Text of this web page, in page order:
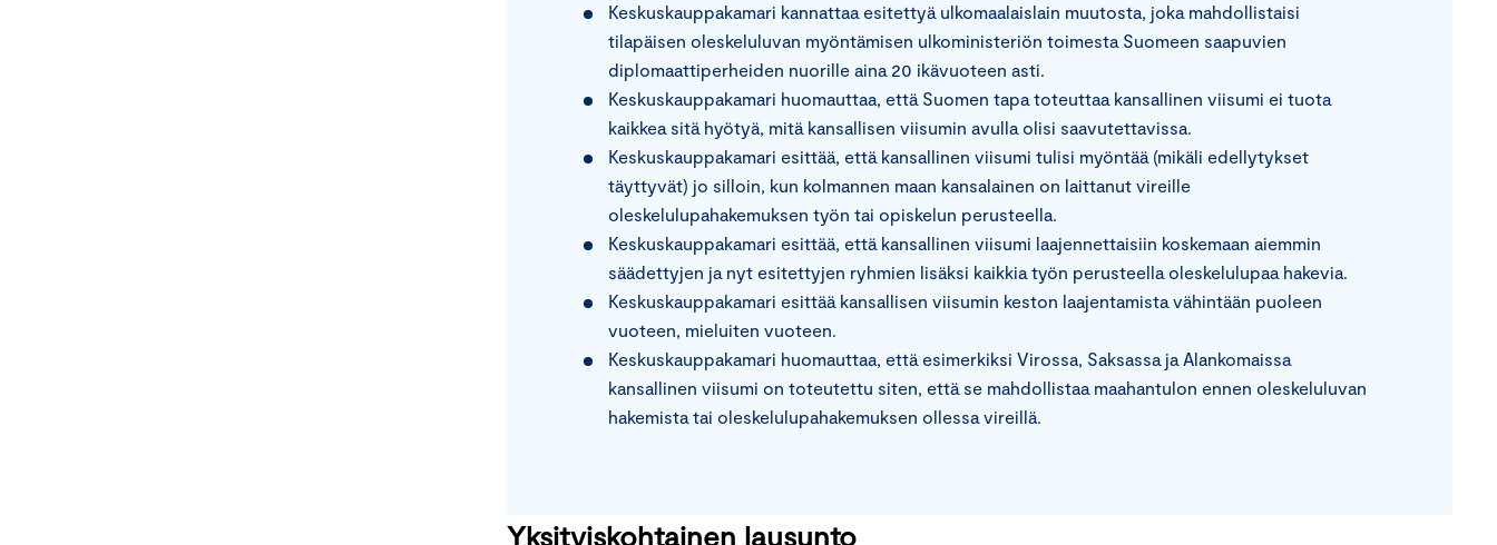
Keskuskauppakamari kannattaa esitettyä ulkomaalaislain muutosta, joka mahdollistaisi
tilapäisen oleskeluluvan myöntämisen ulkoministeriön toimesta Suomeen saapuvien
diplomaattiperheiden nuorille aina 20 ikävuoteen asti.
Keskuskauppakamari huomauttaa, että Suomen tapa toteuttaa kansallinen viisumi ei tuota
kaikkea sitä hyötyä, mitä kansallisen viisumin avulla olisi saavutettavissa.
Keskuskauppakamari esittää, että kansallinen viisumi tulisi myöntää (mikäli edellytykset
täyttyvät) jo silloin, kun kolmannen maan kansalainen on laittanut vireille
oleskelulupahakemuksen työn tai opiskelun perusteella.
Keskuskauppakamari esittää, että kansallinen viisumi laajennettaisiin koskemaan aiemmin
säädettyjen ja nyt esitettyjen ryhmien lisäksi kaikkia työn perusteella oleskelulupaa hakevia.
Keskuskauppakamari esittää kansallisen viisumin keston laajentamista vähintään puoleen
vuoteen, mieluiten vuoteen.
Keskuskauppakamari huomauttaa, että esimerkiksi Virossa, Saksassa ja Alankomaissa
kansallinen viisumi on toteutettu siten, että se mahdollistaa maahantulon ennen oleskeluluvan
hakemista tai oleskelulupahakemuksen ollessa vireillä.
Yksityiskohtainen lausunto